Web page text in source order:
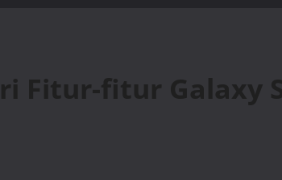
Fitur-fitur Galaxy